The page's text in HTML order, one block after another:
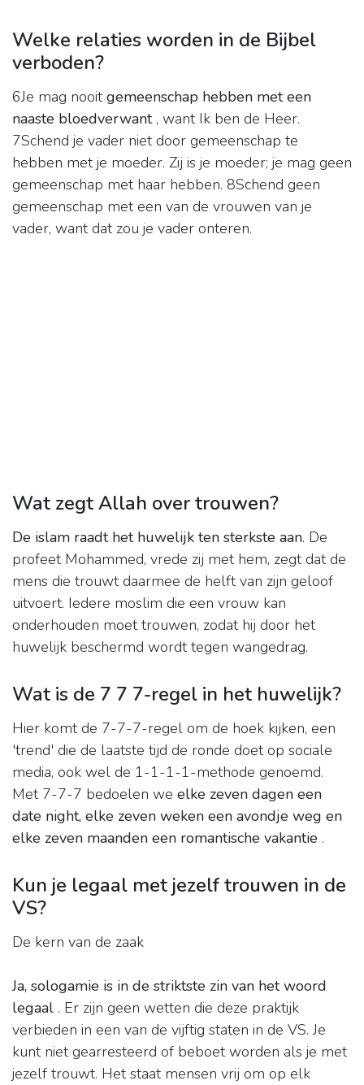
Welke relaties worden in de Bijbel
verboden?
6Je mag nooitgemeenschap hebben met een
naaste bloedverwant, want Ik ben de Heer.
7Schend je vader niet door gemeenschap te
hebben met je moeder. Zij is je moeder; je mag geen
gemeenschap met haar hebben. 8Schend geen
gemeenschap met een van de vrouwen van je
vader, want dat zou je vader onteren.
Wat zegt Allah over trouwen?
De islam raadt het huwelijk ten sterkste aan. De
profeet Mohammed, vrede zij met hem, zegt dat de
mens die trouwt daarmee de helft van zijn geloof
uitvoert. Iedere moslim die een vrouw kan
onderhouden moet trouwen, zodat hij door het
huwelijk beschermd wordt tegen wangedrag.
Wat is de 7 7 7-regel in het huwelijk?
Hier komt de 7-7-7-regel om de hoek kijken, een
'trend' die de laatste tijd de ronde doet op sociale
media, ook wel de 1-1-1-1-methode genoemd.
Met 7-7-7 bedoelen we elke zeven dagen een
date night, elke zeven weken een avondje weg en
elke zeven maanden een romantische vakantie .
Kun je legaal met jezelf trouwen in de
VS?
De kern van de zaak
Ja, sologamie is in de striktste zin van het woord
legaal . Er zijn geen wetten die deze praktijk
verbieden in een van de vijftig staten in de VS. Je
kunt niet gearresteerd of beboet worden als je met
jezelf trouwt. Het staat mensen vrij om op elk